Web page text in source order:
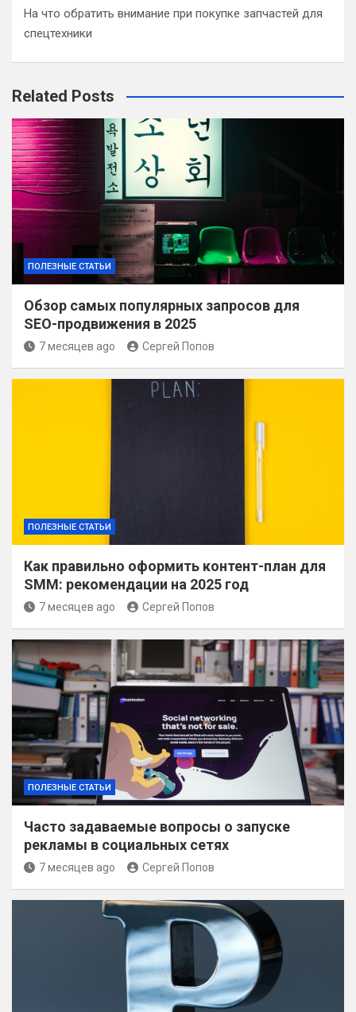
На что обратить внимание при покупке запчастей для
спецтехники
Related Posts
ПОЛЕЗНЫЕ СТАТЬИ
Обзор самых популярных запросов для
SEO-продвижения в 2025
7 месяцев ago Сергей Попов
ПОЛЕЗНЫЕ СТАТЬИ
Как правильно оформить контент-план для
SMM: рекомендации на 2025 год
7 месяцев ago Сергей Попов
ПОЛЕЗНЫЕ СТАТЬИ
Часто задаваемые вопросы о запуске
рекламы в социальных сетях
7 месяцев ago Сергей Попов